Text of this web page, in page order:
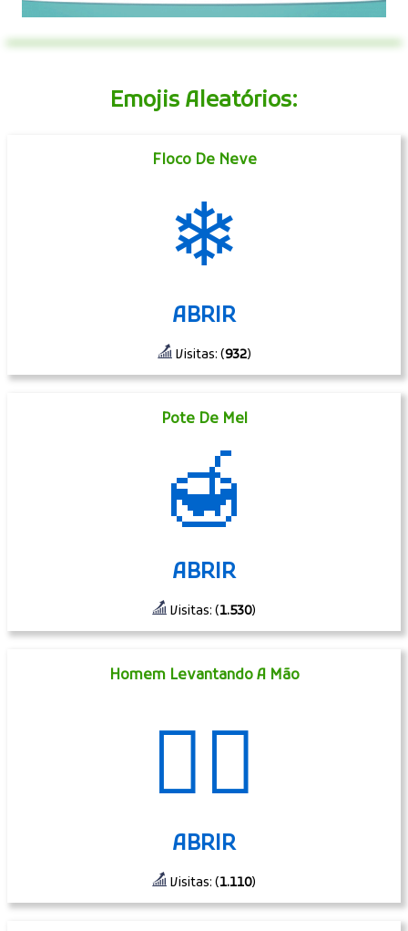
Emojis Aleatórios:
Floco De Neve
❄
ABRIR
Visitas: (932)
Pote De Mel
🍯
ABRIR
Visitas: (1.530)
Homem Levantando A Mão
🙋‍♂️
ABRIR
Visitas: (1.110)